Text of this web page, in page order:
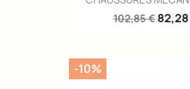
102,85 €
-10%